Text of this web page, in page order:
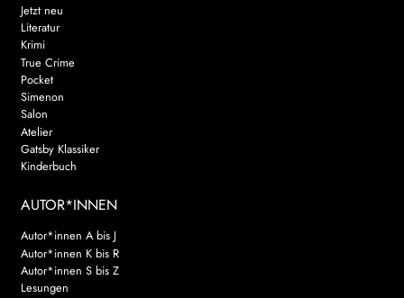
Jetzt neu
Literatur
Krimi
True Crime
Pocket
Simenon
Salon
Atelier
Gatsby Klassiker
Kinderbuch
AUTOR*INNEN
Autor*innen A bis J
Autor*innen K bis R
Autor*innen S bis Z
Lesungen